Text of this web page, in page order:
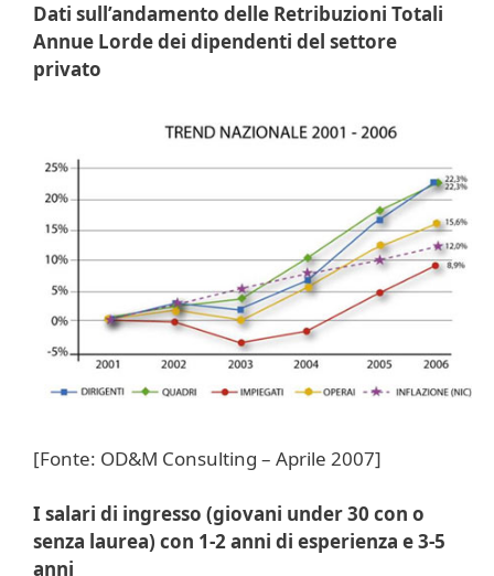
Dati sull’andamento delle Retribuzioni Totali
Annue Lorde dei dipendenti del settore
privato
[Fonte: OD&M Consulting – Aprile 2007]
I salari di ingresso (giovani under 30 con o
senza laurea) con 1-2 anni di esperienza e 3-5
anni